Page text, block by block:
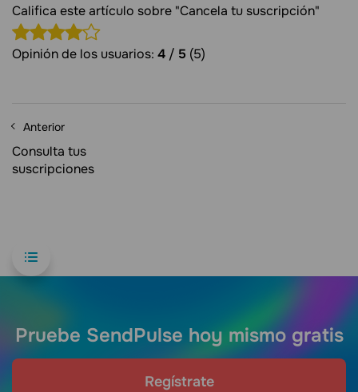
Califica este artículo sobre "Cancela tu suscripción"
Opinión de los usuarios: 4 / 5 (5)
Anterior
Consulta tus
suscripciones
Pruebe SendPulse hoy mismo gratis
Regístrate